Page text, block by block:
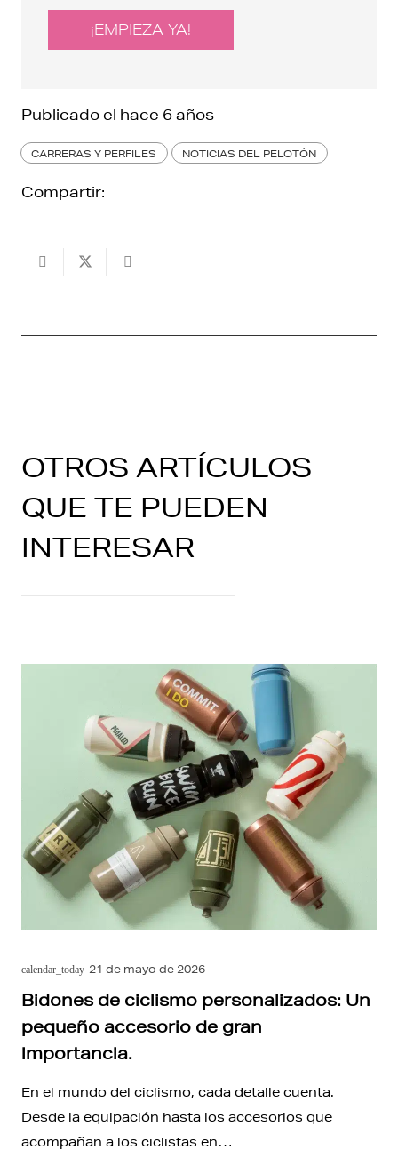
¡EMPIEZA YA!
Publicado el hace 6 años
CARRERAS Y PERFILES NOTICIAS DEL PELOTÓN
Compartir:
OTROS ARTÍCULOS
QUE TE PUEDEN
INTERESAR
calendar_today 21 de mayo de 2026
Bidones de ciclismo personalizados: Un
pequeño accesorio de gran
importancia.
En el mundo del ciclismo, cada detalle cuenta.
Desde la equipación hasta los accesorios que
acompañan a los ciclistas en…